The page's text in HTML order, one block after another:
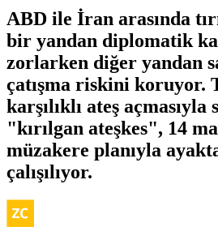
ABD ile İran arasında
bir yandan diplomatik
zorlarken diğer yandan
çatışma riskini koruyor.
karşılıklı ateş açmasıyla
"kırılgan ateşkes", 14
müzakere planıyla
çalışılıyor.